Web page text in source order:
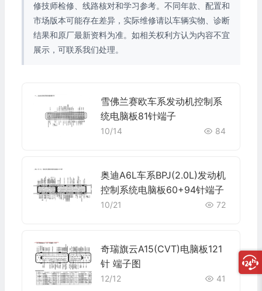
修技师检修、线路核对和学习参考。不同年款、配置和
市场版本可能存在差异，实际维修请以车辆实物、诊断
结果和原厂最新资料为准。如相关权利方认为内容不宜
展示，可联系我们处理。
雪佛兰赛欧车系发动机控制系
统电脑板81针端子
10/14 84
奥迪A6L车系BPJ(2.0L)发动机
控制系统电脑板60+94针端子
10/21 72
奇瑞旗云A15(CVT)电脑板121
针 端子图
12/12 41